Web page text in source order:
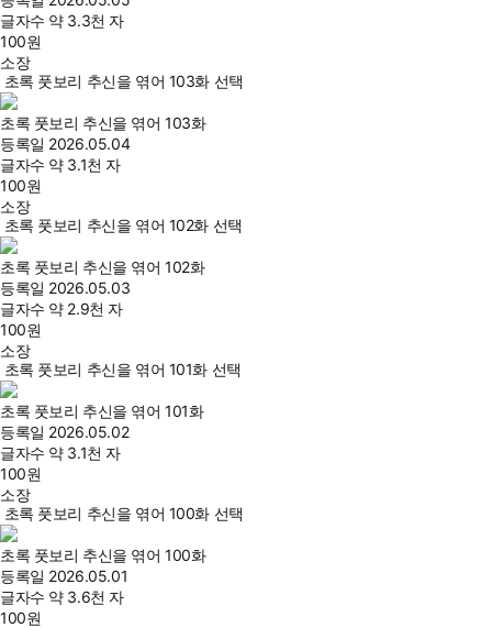
글자수 약 3.3천 자
100원
소장
초록 풋보리 추신을 엮어 103화 선택
초록 풋보리 추신을 엮어 103화
등록일 2026.05.04
글자수 약 3.1천 자
100원
소장
초록 풋보리 추신을 엮어 102화 선택
초록 풋보리 추신을 엮어 102화
등록일 2026.05.03
글자수 약 2.9천 자
100원
소장
초록 풋보리 추신을 엮어 101화 선택
초록 풋보리 추신을 엮어 101화
등록일 2026.05.02
글자수 약 3.1천 자
100원
소장
초록 풋보리 추신을 엮어 100화 선택
초록 풋보리 추신을 엮어 100화
등록일 2026.05.01
글자수 약 3.6천 자
100원